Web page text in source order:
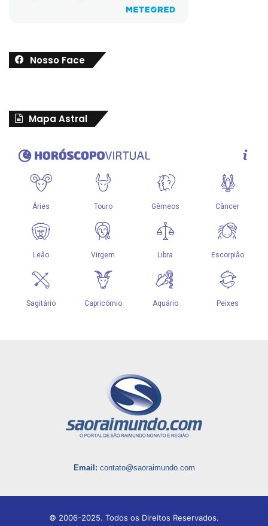
Nosso Face
Mapa Astral
Email: contato@saoraimundo.com
© 2006-2025. Todos os Direitos Reservados.